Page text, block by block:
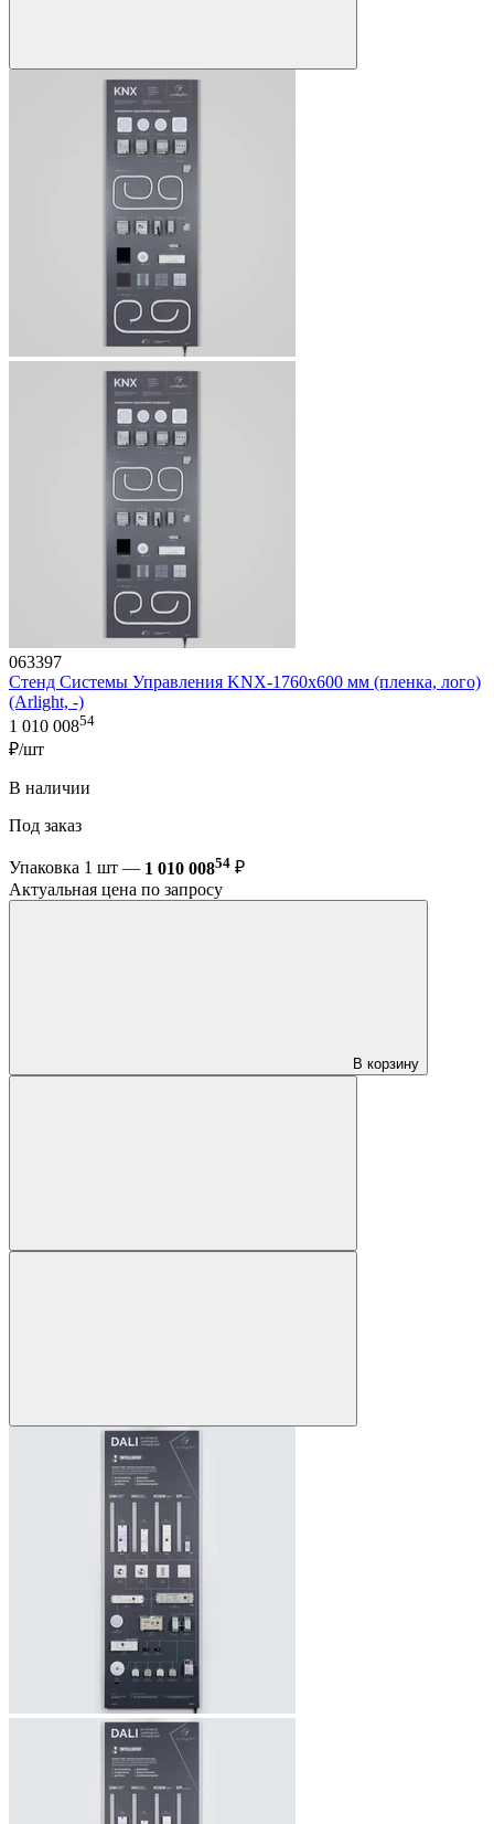
063397
Стенд Системы Управления KNX-1760х600 мм (пленка, лого)
(Arlight, -)
1 010 00854
₽/шт
В наличии
Под заказ
Упаковка 1 шт — 1 010 00854 ₽
Актуальная цена по запросу
В корзину